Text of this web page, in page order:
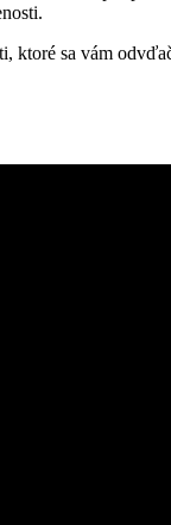
ktoré sa vám